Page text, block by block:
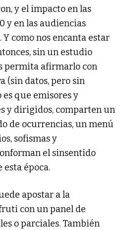
y el impacto en las
y en las audiencias
como nos encanta estar
sin un estudio
permita afirmarlo con
(sin datos, pero sin
es que emisores y
y dirigidos, comparten un
de ocurrencias, un menú
sofismas y
el sinsentido
época.
apostar a la
con un panel de
o parciales. También